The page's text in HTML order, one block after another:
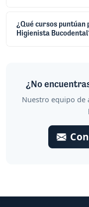
¿Qué cursos puntúan
Higienista
¿No
Nuestro equipo de